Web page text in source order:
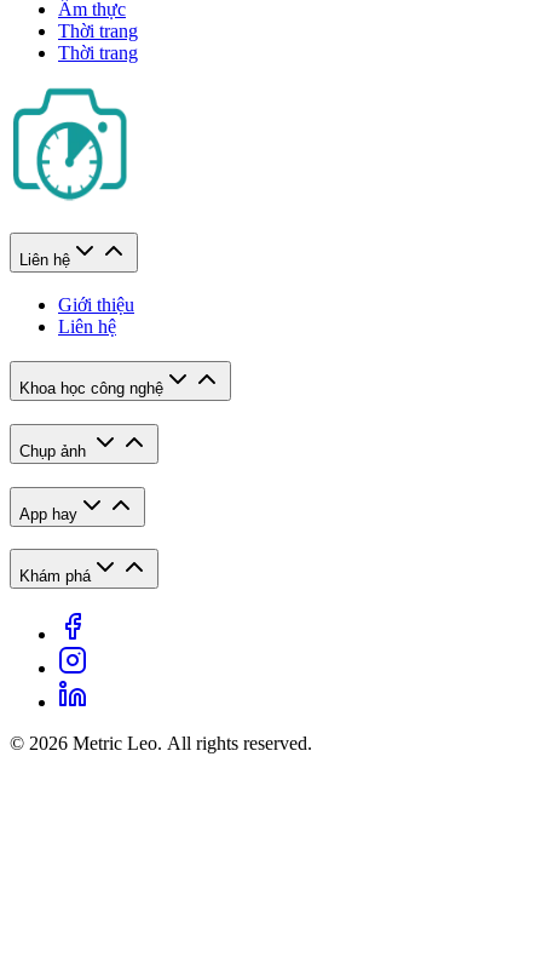
Ẩm thực
Thời trang
Thời trang
Liên hệ
Giới thiệu
Liên hệ
Khoa học công nghệ
Chụp ảnh
App hay
Khám phá
© 2026 Metric Leo. All rights reserved.